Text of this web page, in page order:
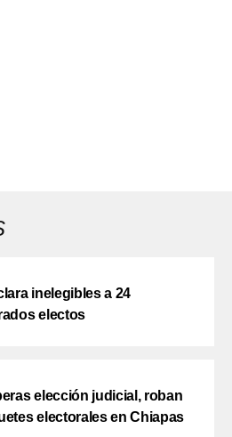
inelegibles a 24
electos
elección judicial, roban
electorales en Chiapas